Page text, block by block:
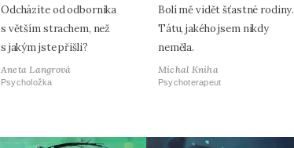
Odcházíte od odborníka
s větším strachem, než
s jakým jste přišli?
Aneta Langrová
Psycholožka
Bolí mě vidět šťastné rodiny.
Tátu, jakého jsem nikdy
neměla.
Michal Kniha
Psychoterapeut